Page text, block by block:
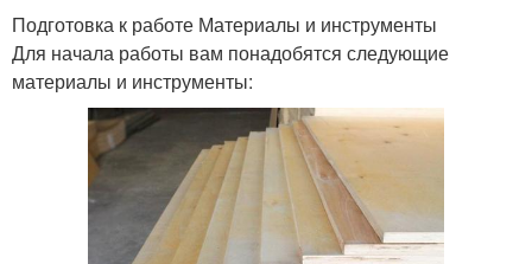
Подготовка к работе Материалы и инструменты
Для начала работы вам понадобятся следующие
материалы и инструменты: